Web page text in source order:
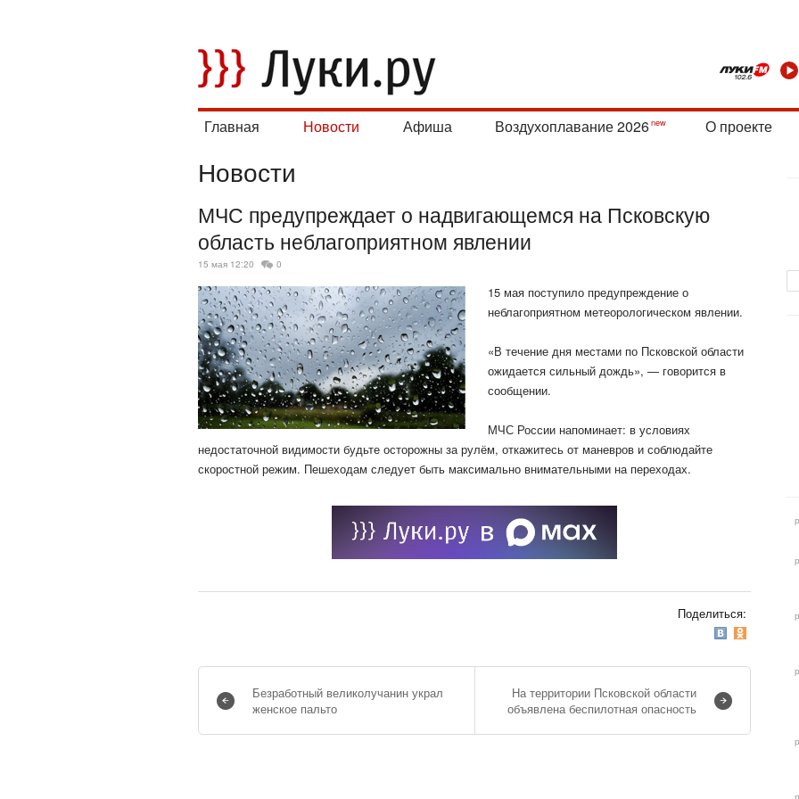
Главная Новости Афиша Воздухоплавание 2026 О проекте
Новости
МЧС предупреждает о надвигающемся на Псковскую
область неблагоприятном явлении
15 мая 12:20 0
15 мая поступило предупреждение о
неблагоприятном метеорологическом явлении.
«В течение дня местами по Псковской области
ожидается сильный дождь», — говорится в
сообщении.
МЧС России напоминает: в условиях
недостаточной видимости будьте осторожны за рулём, откажитесь от маневров и соблюдайте
скоростной режим. Пешеходам следует быть максимально внимательными на переходах.
Поделиться:
Безработный великолучанин украл
женское пальто
На территории Псковской области
объявлена беспилотная опасность